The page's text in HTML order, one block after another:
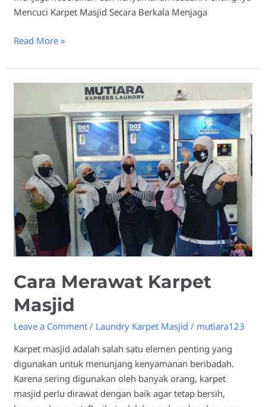
Mencuci Karpet Masjid Secara Berkala Menjaga
Read More »
Cara Merawat Karpet
Masjid
Leave a Comment / Laundry Karpet Masjid / mutiara123
Karpet masjid adalah salah satu elemen penting yang
digunakan untuk menunjang kenyamanan beribadah.
Karena sering digunakan oleh banyak orang, karpet
masjid perlu dirawat dengan baik agar tetap bersih,
Karpet